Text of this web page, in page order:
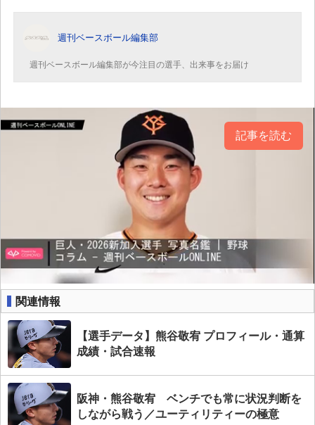
週刊ベースボール編集部
週刊ベースボール編集部が今注目の選手、出来事をお届け
記事を読む
関連情報
【選手データ】熊谷敬宥 プロフィール・通算
成績・試合速報
阪神・熊谷敬宥 ベンチでも常に状況判断を
しながら戦う／ユーティリティーの極意